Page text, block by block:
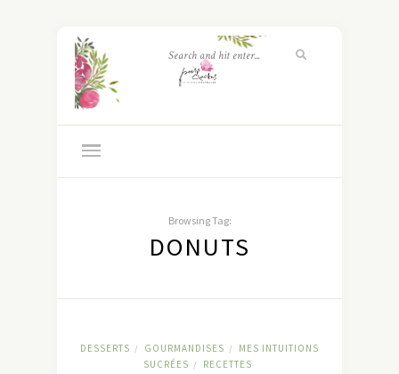
Browsing Tag:
DONUTS
DESSERTS / GOURMANDISES /
MES INTUITIONS
SUCRÉES / RECETTES